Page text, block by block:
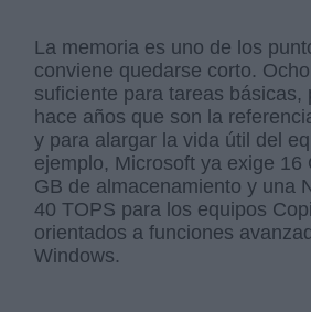
La memoria es uno de los
conviene quedarse corto.
suficiente para tareas básicas,
hace años que son la
y para alargar la vida útil del
ejemplo, Microsoft ya exige 16
GB de almacenamiento y una
40 TOPS para los equipos
orientados a funciones
Windows.